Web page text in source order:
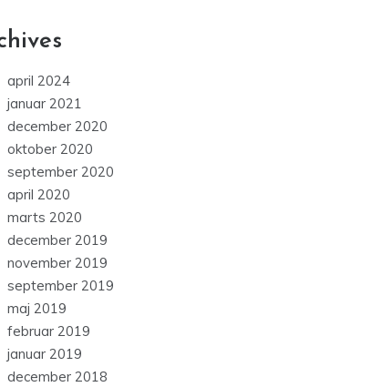
april 2024
januar 2021
december 2020
oktober 2020
september 2020
april 2020
marts 2020
december 2019
november 2019
september 2019
maj 2019
februar 2019
januar 2019
december 2018